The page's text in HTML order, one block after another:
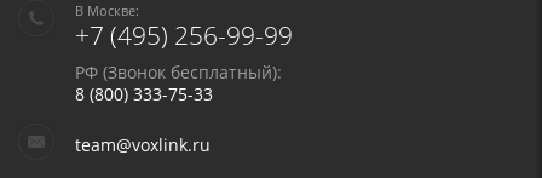
В Москве:
+7 (495) 256-99-99
РФ (Звонок бесплатный):
8 (800) 333-75-33
team@voxlink.ru